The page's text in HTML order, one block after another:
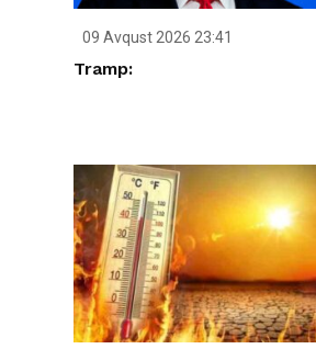
09 Avqust 2026 23:41
Tramp: